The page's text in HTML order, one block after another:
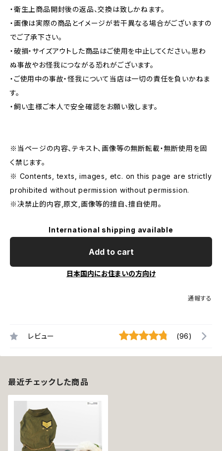
・衛生上商品開封後の返品、交換は致しかねます。
・画像は実際の商品とイメージが若干異なる場合がございますの
でご了承下さい。
・破損・サイズアウトした商品はご使用を中止してください。思わ
ぬ事故やお怪我につながる恐れがございます。
・ご使用中の事故・怪我について当店は一切の責任を負いかねま
す。
・飼い主様ご本人で安全確認をお願い致します。
※当ページの内容、テキスト、画像等の無断転載・無断使用を固
く禁じます。
※ Contents, texts, images, etc. on this page are strictly
prohibited without permission without permission.
※决禁止的内容,原文,画像等的擅自、擅自使用。
International shipping available
Add to cart
日本国内にお住まいの方向け
通報する
レビュー (96)
最近チェックした商品